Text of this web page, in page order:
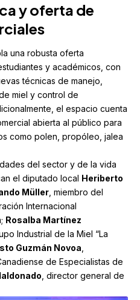
y oferta de
una robusta oferta
y académicos, con
técnicas de manejo,
miel y control de
el espacio cuenta
abierta al público para
como polen, propóleo, jalea
del sector y de la vida
el diputado local Heriberto
Müller , miembro del
Internacional
Rosalba Martínez
Industrial de la Miel “La
Guzmán Novoa
de Especialistas de
, director general de